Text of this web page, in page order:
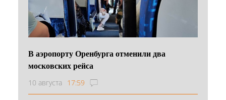
В аэропорту Оренбурга отменили два
московских рейса
10 августа 17:59